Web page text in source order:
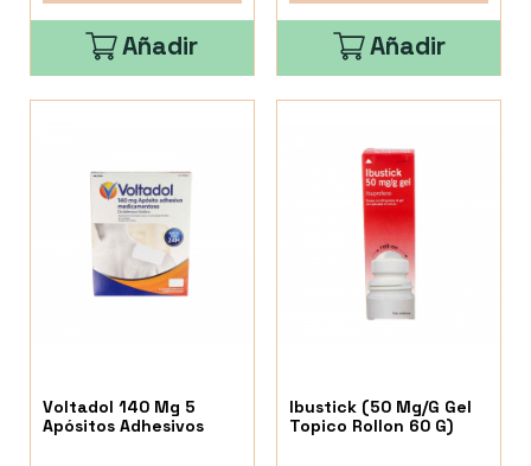
Añadir Añadir
Voltadol 140 Mg 5
Apósitos Adhesivos
Ibustick (50 Mg/G Gel
Topico Rollon 60 G)